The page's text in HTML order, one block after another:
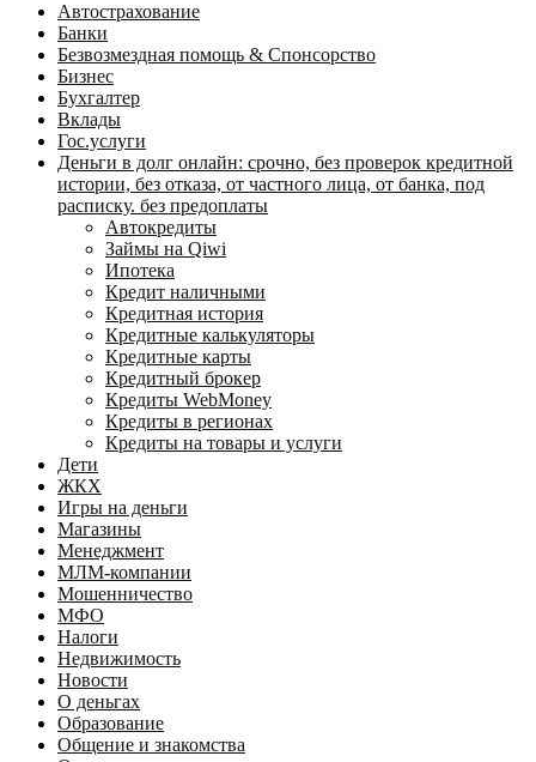
Автострахование
Банки
Безвозмездная помощь & Спонсорство
Бизнес
Бухгалтер
Вклады
Гос.услуги
Деньги в долг онлайн: срочно, без проверок кредитной
истории, без отказа, от частного лица, от банка, под
расписку. без предоплаты
Автокредиты
Займы на Qiwi
Ипотека
Кредит наличными
Кредитная история
Кредитные калькуляторы
Кредитные карты
Кредитный брокер
Кредиты WebMoney
Кредиты в регионах
Кредиты на товары и услуги
Дети
ЖКХ
Игры на деньги
Магазины
Менеджмент
МЛМ-компании
Мошенничество
МФО
Налоги
Недвижимость
Новости
О деньгах
Образование
Общение и знакомства